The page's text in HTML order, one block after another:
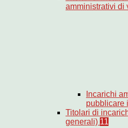
amministrativi di
Incarichi
pubblicare
Titolari di
generali) 11